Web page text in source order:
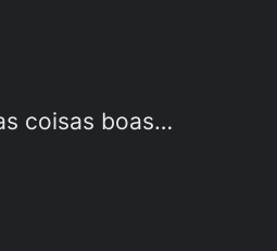
coisas boas…